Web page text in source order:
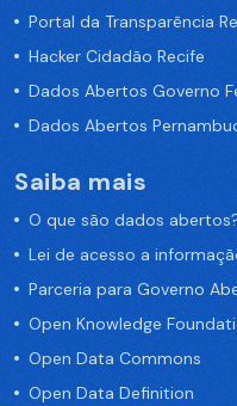
Portal da Transparência
Hacker Cidadão Recife
Dados Abertos Governo
Dados Abertos
Saiba mais
O que são dados
Lei de acesso a
Parceria para Governo
Open Knowledge
Open Data Commons
Open Data Definition